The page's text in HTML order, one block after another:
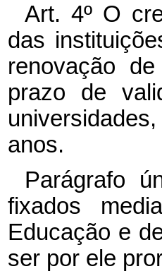
Art. 4º O
das
renovação
prazo de
anos.
Parágrafo
fixados
Educação e
ser por ele